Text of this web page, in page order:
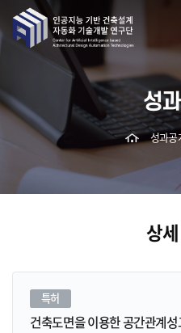
성
성과공
상
특허
건축도면을 이용한 공간관계